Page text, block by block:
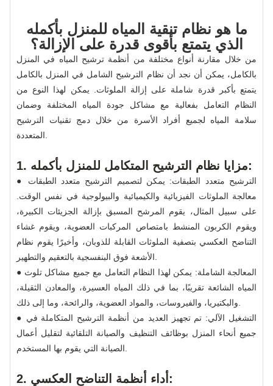
ما هو نظام تنقية المياه للمنزل بأكمله
الذي يتمتع بأقوى قدرة على الإزالة؟
من خلال مقارنة أنواع مختلفة من أنظمة ترشيح المياه في المنزل
بالكامل، يمكن أن نجد أن نظام الترشيح الشامل في المنزل بالكامل
يتمتع بأكبر قدرة شاملة على إزالة الملوثات. يمكن لهذا النوع من
النظام التعامل بفعالية مع مشاكل جودة المياه المختلفة وضمان
سلامة المياه لجميع أفراد الأسرة من خلال دمج تقنيات الترشيح
1. مزايا نظام الترشيح المتكامل للمنزل بأكمله:
● الترشيح متعدد الطبقات: يمكن لتصميم الترشيح متعدد الطبقات
معالجة الملوثات الفيزيائية والكيميائية والبيولوجية في نفس الوقت.
على سبيل المثال، يقوم المرشح المسبق بإزالة الجزيئات الكبيرة،
ويقوم الكربون المنشط بامتصاص المركبات العضوية، ويقوم غشاء
التناضح العكسي بتصفية الملوثات القابلة للذوبان، وأخيرًا يقوم نظام
● المعالجة الشاملة: يمكن لهذا النظام التعامل مع جميع مشاكل تلوث
المياه الشائعة تقريبًا، بما في ذلك المياه العسيرة، والمعادن الثقيلة،
● التشغيل الآلي: تم تجهيز العديد من أنظمة الترشيح المتكاملة في
جميع أنحاء المنزل بوظائف التنظيف والصيانة التلقائية لتقليل أعمال
2. أداء أنظمة التناضح العكسي: